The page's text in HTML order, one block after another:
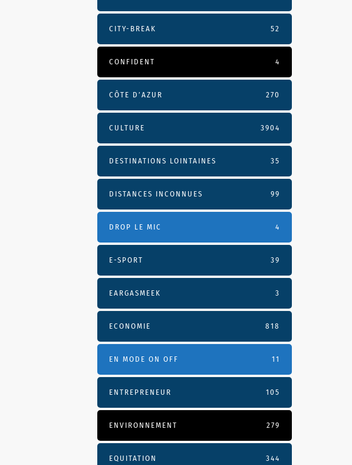
CITY-BREAK 52
CONFIDENT 4
CÔTE D’AZUR 270
CULTURE 3904
DESTINATIONS LOINTAINES 35
DISTANCES INCONNUES 99
DROP LE MIC 4
E-SPORT 39
EARGASMEEK 3
ECONOMIE 818
EN MODE ON OFF 11
ENTREPRENEUR 105
ENVIRONNEMENT 279
EQUITATION 344